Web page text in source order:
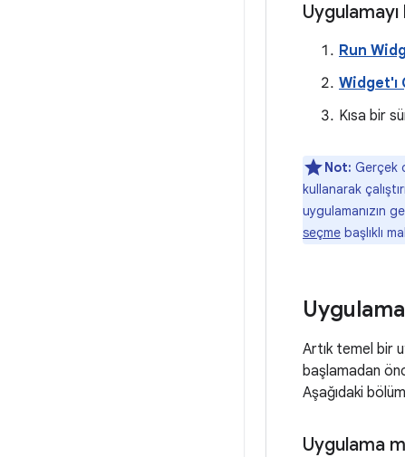
Run
Widget'ı
Kısa bir
Not: Gerçek
kullanarak
uygulamanızın
seçme başlıklı
Artık temel bir
başlamadan
Aşağıdaki
Uygulama